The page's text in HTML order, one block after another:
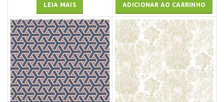
LEIA MAIS ADICIONAR AO CARRINHO